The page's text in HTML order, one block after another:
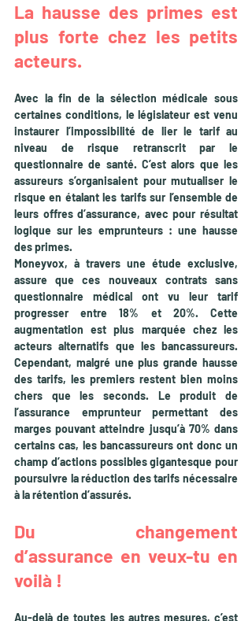
La hausse des primes est
plus forte chez les petits
acteurs.
Avec la fin de la sélection médicale sous
certaines conditions, le législateur est venu
instaurer l’impossibilité de lier le tarif au
niveau de risque retranscrit par le
questionnaire de santé. C’est alors que les
assureurs s’organisaient pour mutualiser le
risque en étalant les tarifs sur l’ensemble de
leurs offres d’assurance, avec pour résultat
logique sur les emprunteurs : une hausse
des primes.
Moneyvox, à travers une étude exclusive,
assure que ces nouveaux contrats sans
questionnaire médical ont vu leur tarif
progresser entre 18% et 20%. Cette
augmentation est plus marquée chez les
acteurs alternatifs que les bancassureurs.
Cependant, malgré une plus grande hausse
des tarifs, les premiers restent bien moins
chers que les seconds. Le produit de
l’assurance emprunteur permettant des
marges pouvant atteindre jusqu’à 70% dans
certains cas, les bancassureurs ont donc un
champ d’actions possibles gigantesque pour
poursuivre la réduction des tarifs nécessaire
à la rétention d’assurés.
Du changement
d’assurance en veux-tu en
voilà !
Au-delà de toutes les autres mesures, c’est